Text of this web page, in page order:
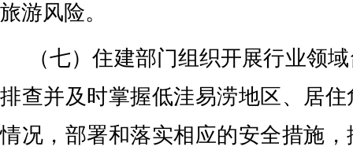
旅游风险。
（七）住建部门组织开展行业领
排查并及时掌握低洼易涝地区、居
情况，部署和落实相应的安全措施